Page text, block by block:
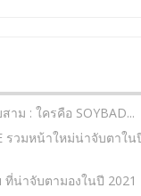
าม : ใครคือ SOYBAD...
รวมหน้าใหม่น่าจับตาใ
ที่น่าจับตามองในปี 2021